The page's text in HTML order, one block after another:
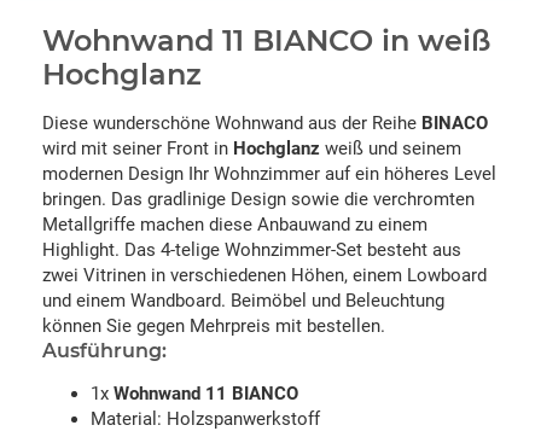
Wohnwand 11 BIANCO in weiß
Hochglanz
Diese wunderschöne Wohnwand aus der Reihe BINACO
wird mit seiner Front in Hochglanz weiß und seinem
modernen Design Ihr Wohnzimmer auf ein höheres Level
bringen. Das gradlinige Design sowie die verchromten
Metallgriffe machen diese Anbauwand zu einem
Highlight. Das 4-telige Wohnzimmer-Set besteht aus
zwei Vitrinen in verschiedenen Höhen, einem Lowboard
und einem Wandboard. Beimöbel und Beleuchtung
können Sie gegen Mehrpreis mit bestellen.
Ausführung:
1x Wohnwand 11 BIANCO
Material: Holzspanwerkstoff